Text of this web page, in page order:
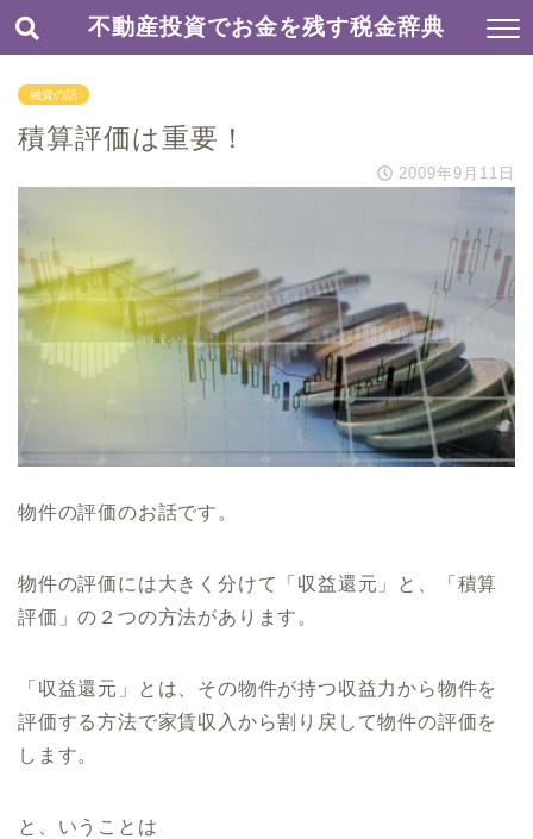
不動産投資でお金を残す税金辞典
融資の話
積算評価は重要！
2009年9月11日
物件の評価のお話です。
物件の評価には大きく分けて「収益還元」と、「積算
評価」の２つの方法があります。
「収益還元」とは、その物件が持つ収益力から物件を
評価する方法で家賃収入から割り戻して物件の評価を
します。
と、いうことは